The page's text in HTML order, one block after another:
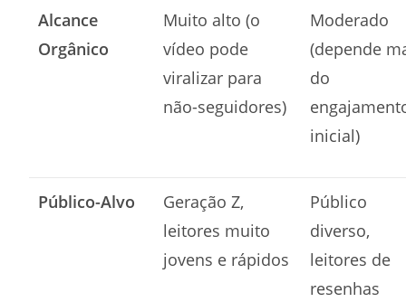
Alcance
Orgânico
Muito alto (o
vídeo pode
viralizar para
não-seguidores)
Moderado
(depende
do
inicial)
Público-Alvo
Geração Z,
leitores muito
jovens e rápidos
Público
diverso,
leitores de
resenhas